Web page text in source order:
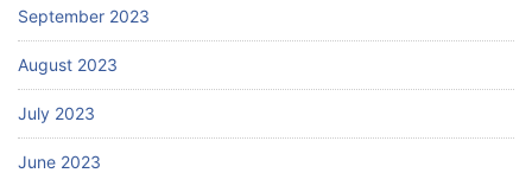
September 2023
August 2023
July 2023
June 2023